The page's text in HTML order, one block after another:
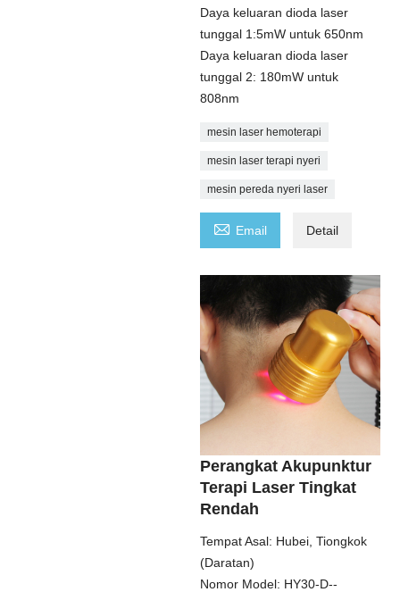
Daya keluaran dioda laser
tunggal 1:5mW untuk 650nm
Daya keluaran dioda laser
tunggal 2: 180mW untuk
808nm
mesin laser hemoterapi
mesin laser terapi nyeri
mesin pereda nyeri laser
 Email Detail
Perangkat Akupunktur
Terapi Laser Tingkat
Rendah
Tempat Asal: Hubei, Tiongkok
(Daratan)
Nomor Model: HY30-D--